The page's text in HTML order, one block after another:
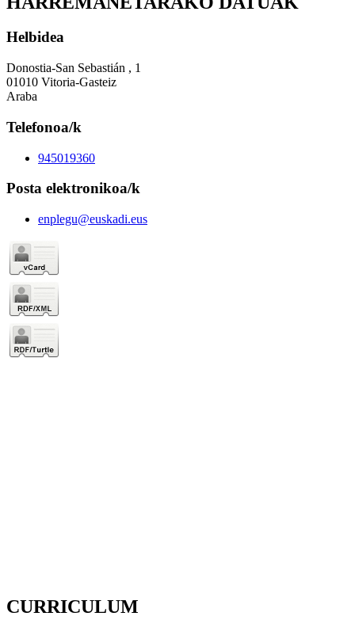
Helbidea
Donostia-San Sebastián , 1
01010 Vitoria-Gasteiz
Araba
Telefonoa/k
945019360
Posta elektronikoa/k
enplegu@euskadi.eus
CURRICULUM